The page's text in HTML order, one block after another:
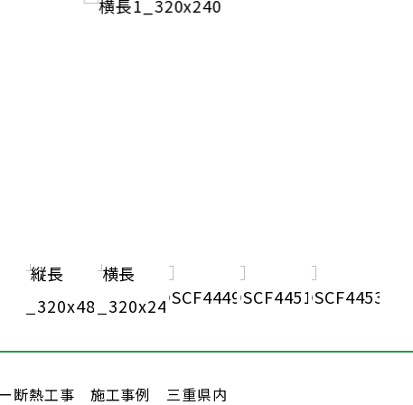
ー断熱工事 施工事例 三重県内